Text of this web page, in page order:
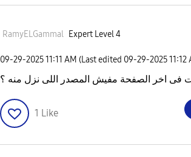
RamyELGammal Expert Level 4
‎09-29-202511:11 AM (Last edited ‎09-29-202511:12
فى اخر الصفحة مفيش المصدر اللى نزل منه ؟
1 Like